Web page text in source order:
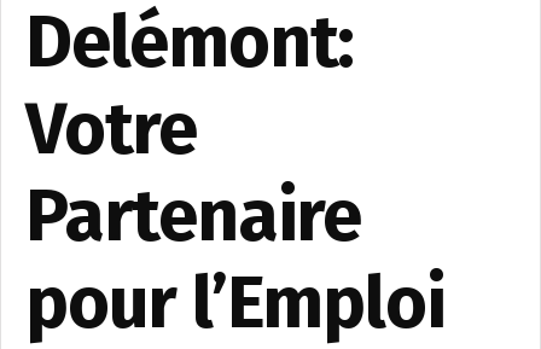
Delémont:
Votre
Partenaire
pour l’Emploi